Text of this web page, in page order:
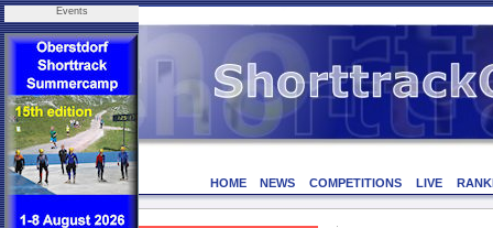
Events
HOME NEWS COMPETITIONS LIVE